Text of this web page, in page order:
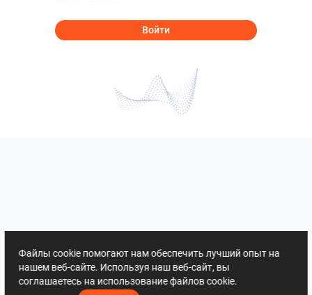
Войти
Файлы cookie помогают нам обеспечить лучший опыт на
нашем веб-сайте. Используя наш веб-сайт, вы
соглашаетесь на использование файлов cookie.